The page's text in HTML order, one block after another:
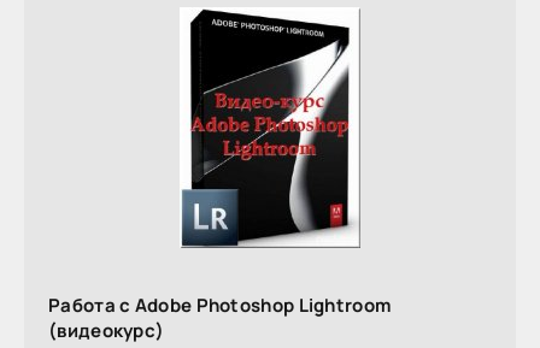
Работа с Adobe Photoshop Lightroom
(видеокурс)